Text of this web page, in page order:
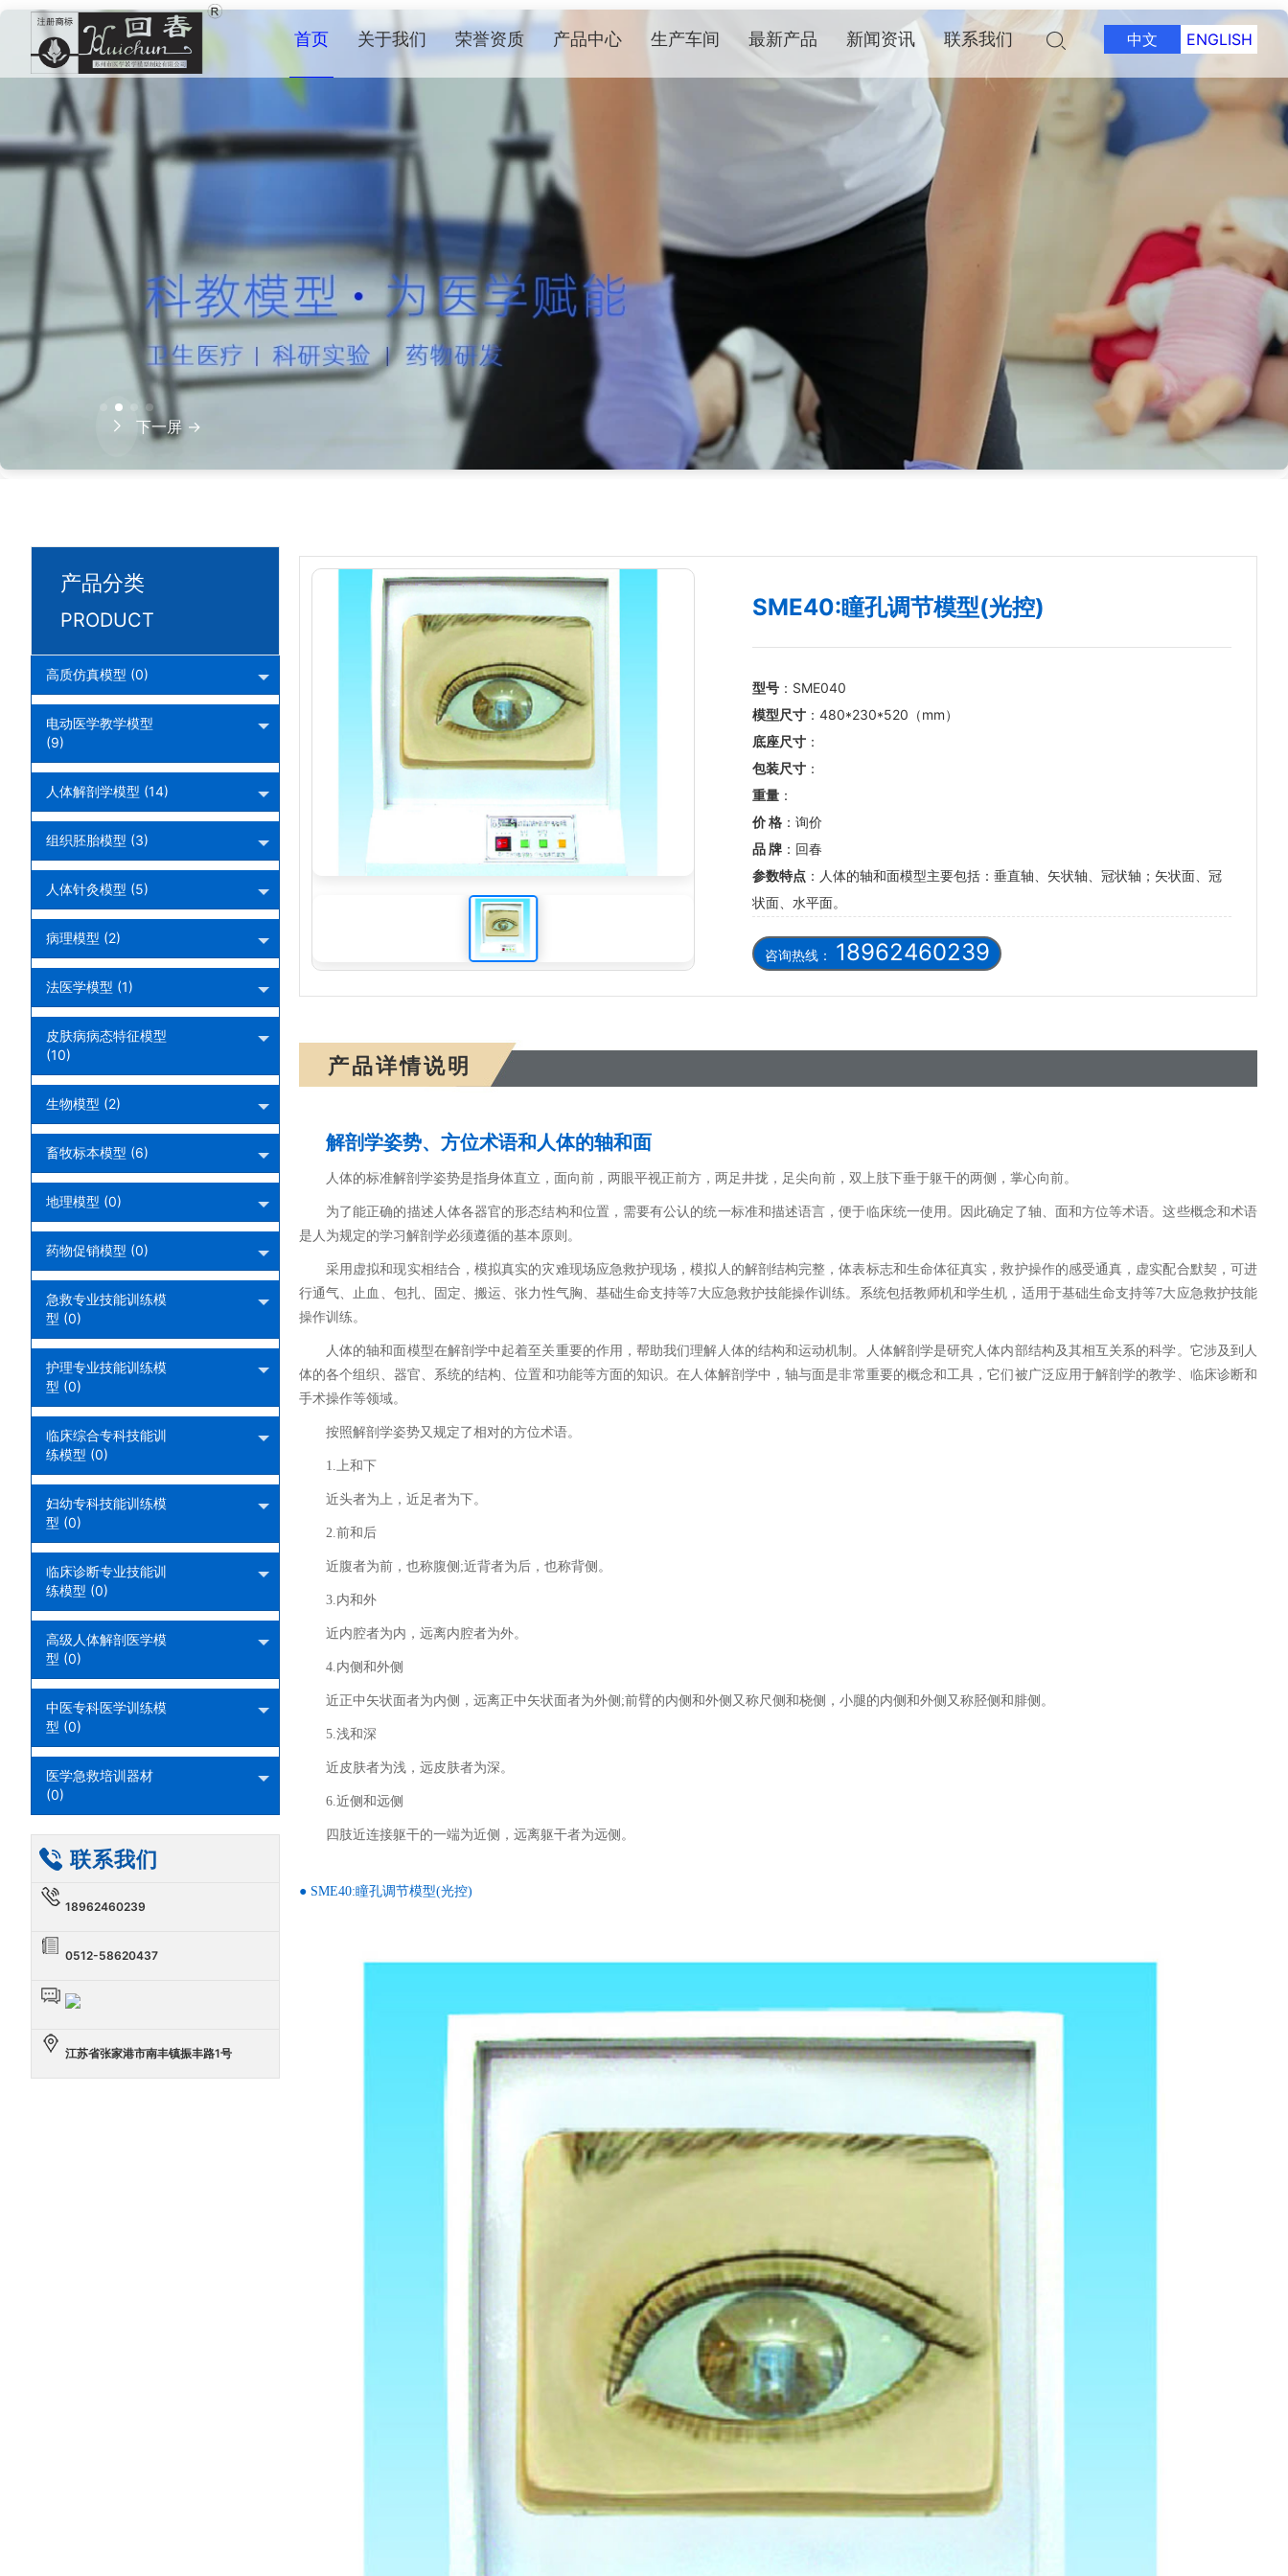
首页 关于我们 荣誉资质 产品中心 生产车间 最新产品 新闻资讯 联系我们 中文 ENGLISH
下一屏 →
SME40:瞳孔调节模型(光控)
SME40:瞳孔调节模型(光控)
型号 ：SME040
模型尺寸 ：480*230*520（mm）
底座尺寸 ：
包装尺寸 ：
重量 ：
价 格 ：询价
品 牌 ：回春
参数特点 ：人体的轴和面模型主要包括：垂直轴、矢状轴、冠状轴；矢状面、冠
状面、水平面。
咨询热线： 18962460239
产品详情说明
解剖学姿势、方位术语和人体的轴和面
人体的标准解剖学姿势是指身体直立，面向前，两眼平视正前方，两足井拢，足尖向前，双上肢下垂于躯干的两侧，掌心向前。
为了能正确的描述人体各器官的形态结构和位置，需要有公认的统一标准和描述语言，便于临床统一使用。因此确定了轴、面和方位等术语。这些概念和术语
是人为规定的学习解剖学必须遵循的基本原则。
采用虚拟和现实相结合，模拟真实的灾难现场应急救护现场，模拟人的解剖结构完整，体表标志和生命体征真实，救护操作的感受通真，虚实配合默契，可进
行通气、止血、包扎、固定、搬运、张力性气胸、基础生命支持等7大应急救护技能操作训练。系统包括教师机和学生机，适用于基础生命支持等7大应急救护技能
操作训练。
人体的轴和面模型在解剖学中起着至关重要的作用，帮助我们理解人体的结构和运动机制。人体解剖学是研究人体内部结构及其相互关系的科学。它涉及到人
体的各个组织、器官、系统的结构、位置和功能等方面的知识。在人体解剖学中，轴与面是非常重要的概念和工具，它们被广泛应用于解剖学的教学、临床诊断和
手术操作等领域。
按照解剖学姿势又规定了相对的方位术语。
1.上和下
近头者为上，近足者为下。
2.前和后
近腹者为前，也称腹侧;近背者为后，也称背侧。
3.内和外
近内腔者为内，远离内腔者为外。
4.内侧和外侧
近正中矢状面者为内侧，远离正中矢状面者为外侧;前臂的内侧和外侧又称尺侧和桡侧，小腿的内侧和外侧又称胫侧和腓侧。
5.浅和深
近皮肤者为浅，远皮肤者为深。
6.近侧和远侧
四肢近连接躯干的一端为近侧，远离躯干者为远侧。
● SME40:瞳孔调节模型(光控)
产品分类
PRODUCT
高质仿真模型 (0)
电动医学教学模型
(9)
人体解剖学模型 (14)
组织胚胎模型 (3)
人体针灸模型 (5)
病理模型 (2)
法医学模型 (1)
皮肤病病态特征模型
(10)
生物模型 (2)
畜牧标本模型 (6)
地理模型 (0)
药物促销模型 (0)
急救专业技能训练模
型 (0)
护理专业技能训练模
型 (0)
临床综合专科技能训
练模型 (0)
妇幼专科技能训练模
型 (0)
临床诊断专业技能训
练模型 (0)
高级人体解剖医学模
型 (0)
中医专科医学训练模
型 (0)
医学急救培训器材
(0)
联系我们
18962460239
0512-58620437
江苏省张家港市南丰镇振丰路1号